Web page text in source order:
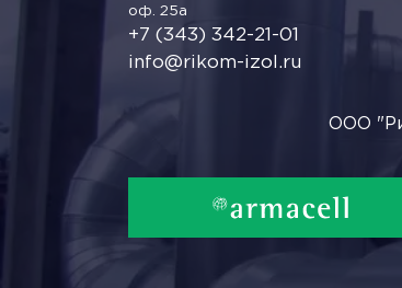
оф. 25а
+7 (343) 342-21-01
info@rikom-izol.ru
ООО